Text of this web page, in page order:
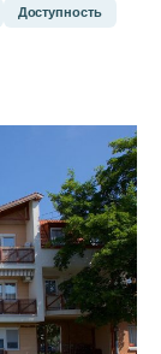
Доступность